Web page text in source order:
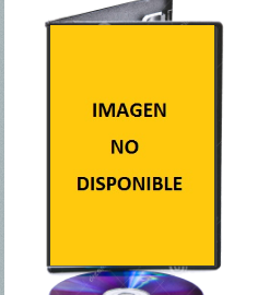
Abril de 1945, la guerra
está a punto de acabar. Al
sargento Wardaddy (Brad
Pitt), una brigada de cinco
soldados americanos a
bordo de un tanque -el